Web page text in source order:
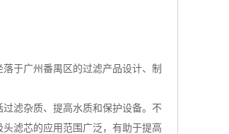
于广州番禺区的过滤产品设计、制
滤杂质、提高水质和保护设备。不
滤芯的应用范围广泛，有助于提高